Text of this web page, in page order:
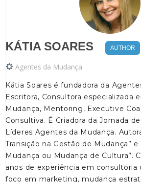
KÁTIA SOARES AUTHOR
Agentes da Mudança
Kátia Soares é fundadora da
Escritora, Consultora especializada
Mudança, Mentoring, Executive
Consultiva. É Criadora da Jornada
Líderes Agentes da Mudança.
Transição na Gestão de Mudança” e
Mudança ou Mudança de Cultura”.
anos de experiência em consultoria
foco em marketing, mudança